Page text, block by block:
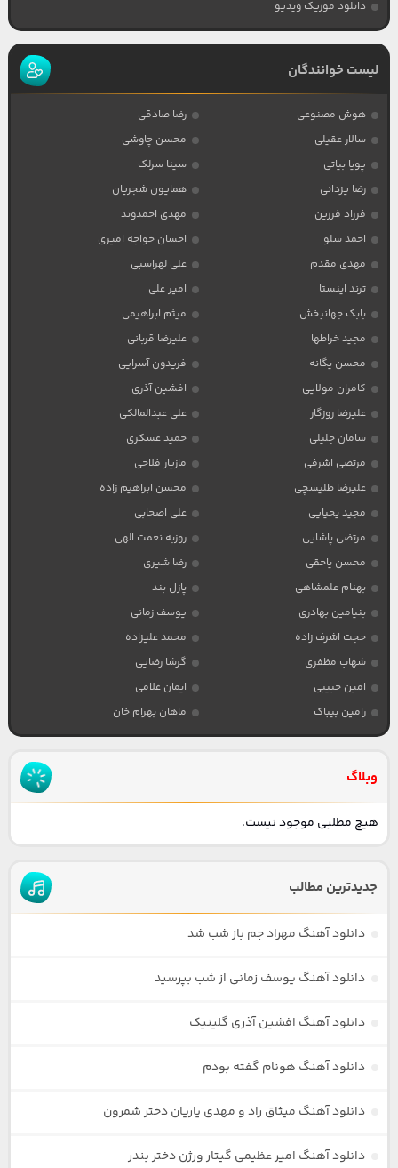
دانلود موزیک ویدیو
لیست خوانندگان
هوش مصنوعی
رضا صادقی
سالار عقیلی
محسن چاوشی
پویا بیاتی
سینا سرلک
رضا یزدانی
همایون شجریان
فرزاد فرزین
مهدی احمدوند
احمد سلو
احسان خواجه امیری
مهدی مقدم
علی لهراسبی
ترند اینستا
امیر علی
بابک جهانبخش
میثم ابراهیمی
مجید خراطها
علیرضا قربانی
محسن یگانه
فریدون آسرایی
کامران مولایی
افشین آذری
علیرضا روزگار
علی عبدالمالکی
سامان جلیلی
حمید عسکری
مرتضی اشرفی
مازیار فلاحی
علیرضا طلیسچی
محسن ابراهیم زاده
مجید یحیایی
علی اصحابی
مرتضی پاشایی
روزبه نعمت الهی
محسن یاحقی
رضا شیری
بهنام علمشاهی
پازل بند
بنیامین بهادری
یوسف زمانی
حجت اشرف زاده
محمد علیزاده
شهاب مظفری
گرشا رضایی
امین حبیبی
ایمان غلامی
رامین بیباک
ماهان بهرام خان
وبلاگ
هیچ مطلبی موجود نیست.
جدیدترین مطالب
دانلود آهنگ مهراد جم باز شب شد
دانلود آهنگ یوسف زمانی از شب بپرسید
دانلود آهنگ افشین آذری گلینیک
دانلود آهنگ هونام گفته بودم
دانلود آهنگ میثاق راد و مهدی یاریان دختر شمرون
دانلود آهنگ امیر عظیمی گیتار ورژن دختر بندر